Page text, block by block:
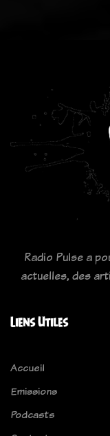
Radio Pulse a
actuelles, des
Liens Utiles
Accueil
Emissions
Podcasts